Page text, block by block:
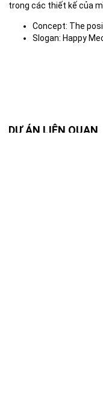
trong các thiết kế của
Concept: The
Slogan: Happy
DỰ ÁN LIÊN QUAN